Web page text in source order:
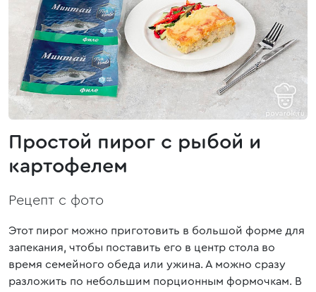
Простой пирог с рыбой и
картофелем
Рецепт с фото
Этот пирог можно приготовить в большой форме для
запекания, чтобы поставить его в центр стола во
время семейного обеда или ужина. А можно сразу
разложить по небольшим порционным формочкам. В